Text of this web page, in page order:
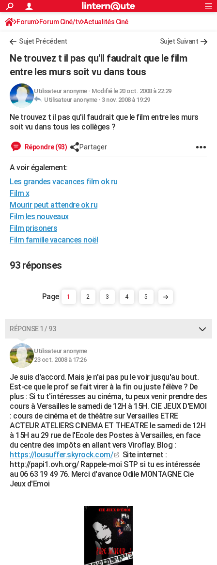
ACTUALITÉS
Politique
Société
Faits Divers
Education
Monde
Villes
+
Programme TV
Streaming
Cinéma
Sorties cinéma
Musique
FINANCE
Retraite
Impôts
Epargne
Immobilier
Risques naturels par ville
Banque
Assurance
Crédit
AUTO
Essais
Réserver un essai
Citadines
Berlines
SUV
Forum auto
HIGH-TECH
Mobiles
Meilleur smartphone
Internet
Ordinateurs
Jeux vidéo
Guide high-tech
+BRICOLAGE
Forum
Aménagement intérieur
Extérieur
Cuisine
Salle de bains
Jardinage
Rangement
WEEK-END
Guides de France
Escapades
Patrimoine
Expositions
Musées
Week-end nature
+LIFESTYLE
Art de vivre
Bien-être
Loisirs
Mode
Modes de vie
SANTE
Alimentation
Guide de la santé
Maladies
Médicaments
Sommeil
VOYAGE
Destinations
City break
Voyage nature
Voyage de noces
Forum
Climat
+PHOTO
BONS PLANS
Dictionnaire
Biographies
Citations
Expressions
Proverbes
PROGRAMME TV
COPAINS D'AVANT
S'inscrire
Se connecter
Lycées
Collèges
Primaires
Universités
Entreprises
Service militaire
Avis de recherche
AVIS DE DÉCÈS
FORUM
Bricolage
Lifestyle
Culture
Sport
Auto
Television
Voyage
Cinema
S'inscrire
Connexion
Forum Forum Ciné/tv Actualités Ciné
Sujet Précédent Sujet Suivant
Ne trouvez t il pas qu'il faudrait que le film
entre les murs soit vu dans tous
Utilisateur anonyme- Modifié le 20 oct. 2008 à 22:29
Utilisateur anonyme - 3 nov. 2008 à 19:29
Ne trouvez t il pas qu'il faudrait que le film entre les murs
soit vu dans tous les collèges ?
Répondre (93) Partager
A voir également:
Les grandes vacances film ok ru
Film x
Mourir peut attendre ok ru
Film les nouveaux
Film prisoners
Film famille vacances noël
93 réponses
1 2 3 4 5
RÉPONSE 1 / 93
Utilisateur anonyme
23 oct. 2008 à 17:26
Je suis d'accord. Mais je n'ai pas pu le voir jusqu'au bout.
Est-ce que le prof se fait virer à la fin ou juste l'élève ? De
plus : Si tu t'intéresses au cinéma, tu peux venir prendre des
cours à Versailles le samedi de 12H à 15H. CIE JEUX D'EMOI
: cours de cinéma et de théâtre sur Versailles ETRE
ACTEUR ATELIERS CINEMA ET THEATRE le samedi de 12H
à 15H au 29 rue de l'Ecole des Postes à Versailles, en face
du centre des impôts en allant vers Viroflay. Blog :
https://lousuffer.skyrock.com/
Site internet :
http://papi1.ovh.org/ Rappele-moi STP si tu es intéressée
au 06 63 19 49 76. Merci d'avance Odile MONTAGNE Cie
Jeux d'Emoi